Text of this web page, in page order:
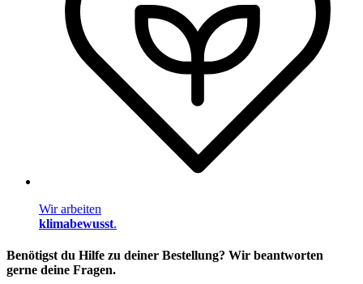
Wir arbeiten
klimabewusst.
Benötigst du Hilfe zu deiner Bestellung? Wir beantworten
gerne deine Fragen.